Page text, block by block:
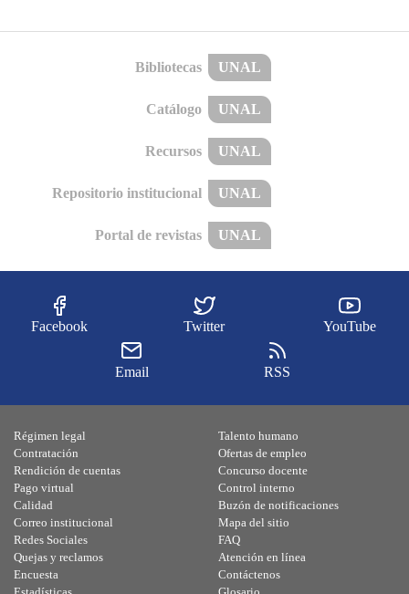
Bibliotecas UNAL
Catálogo UNAL
Recursos UNAL
Repositorio institucional UNAL
Portal de revistas UNAL
Facebook Twitter YouTube
Email RSS
Régimen legal
Contratación
Rendición de cuentas
Pago virtual
Calidad
Talento humano
Ofertas de empleo
Concurso docente
Control interno
Buzón de notificaciones
Correo institucional
Redes Sociales
Quejas y reclamos
Encuesta
Mapa del sitio
FAQ
Atención en línea
Contáctenos